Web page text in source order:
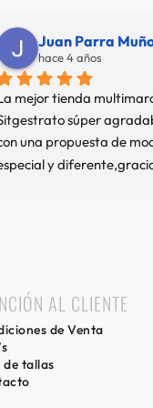
Juan Parra
hace 4 años
mejor tienda
súper
una propuesta de
y
AL CLIENTE
de Venta
de tallas